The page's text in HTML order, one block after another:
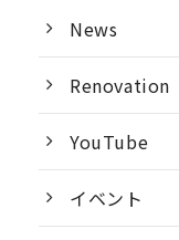
News
Renovation
YouTube
イベント